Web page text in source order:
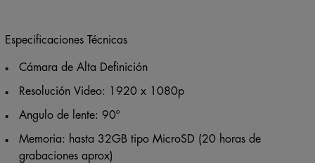
Especificaciones Técnicas
Cámara de Alta Definición
Resolución Video: 1920 x 1080p
Angulo de lente: 90º
Memoria: hasta 32GB tipo MicroSD (20 horas de
grabaciones aprox)